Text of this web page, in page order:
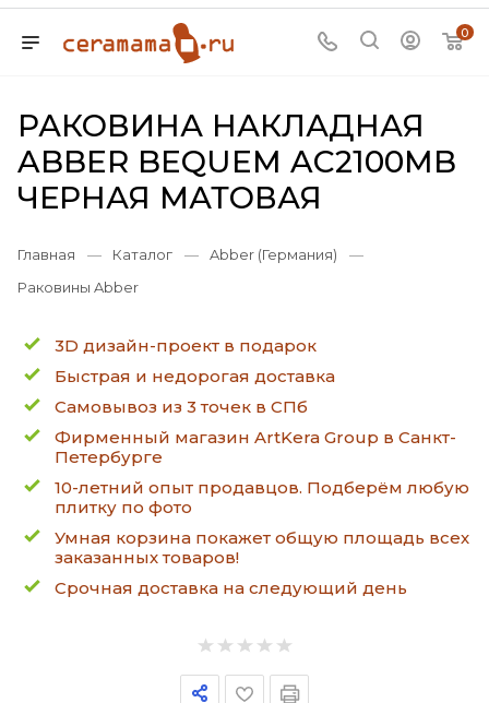
0
РАКОВИНА НАКЛАДНАЯ
ABBER BEQUEM AC2100MB
ЧЕРНАЯ МАТОВАЯ
Главная — Каталог — Abber (Германия)
—
Раковины Abber
3D дизайн-проект в подарок
Быстрая и недорогая доставка
Самовывоз из 3 точек в СПб
Фирменный магазин ArtKera Group в Санкт-
Петербурге
10-летний опыт продавцов. Подберём любую
плитку по фото
Умная корзина покажет общую площадь всех
заказанных товаров!
Срочная доставка на следующий день